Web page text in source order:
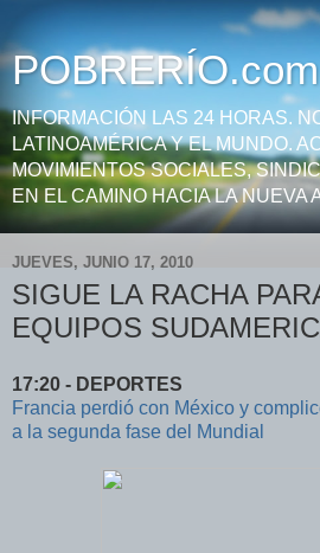
POBRERÍO.com
INFORMACIÓN LAS 24 HORAS.
LATINOAMÉRICA Y EL MUNDO.
MOVIMIENTOS SOCIALES,
EN EL CAMINO HACIA LA NUEVA
JUEVES, JUNIO 17, 2010
SIGUE LA RACHA
EQUIPOS
17:20 - DEPORTES
Francia perdió con México y
a la segunda fase del Mundial